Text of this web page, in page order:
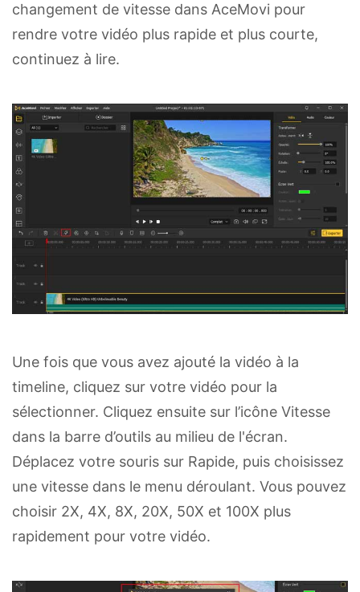
changement de vitesse dans AceMovi pour
rendre votre vidéo plus rapide et plus courte,
continuez à lire.
Une fois que vous avez ajouté la vidéo à la
timeline, cliquez sur votre vidéo pour la
sélectionner. Cliquez ensuite sur l’icône Vitesse
dans la barre d’outils au milieu de l'écran.
Déplacez votre souris sur Rapide, puis choisissez
une vitesse dans le menu déroulant. Vous pouvez
choisir 2X, 4X, 8X, 20X, 50X et 100X plus
rapidement pour votre vidéo.